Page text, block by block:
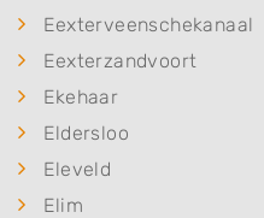
Eexterveenschekanaal
Eexterzandvoort
Ekehaar
Eldersloo
Eleveld
Elim